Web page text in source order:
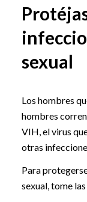
sexual
Los hombres
hombres
VIH, el virus
otras
Para
sexual, tome